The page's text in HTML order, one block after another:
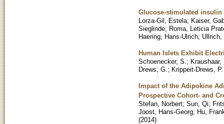
Glucose-stimulated insulin
Lorza-Gil, Estela; Kaiser,
Sieglinde; Roma, Leticia
Haering, Hans-Ulrich; Ullrich,
Human Islets Exhibit
Schoenecker, S. ; Kraushaar,
Drews, G. ; Krippeit-Drews, P.
Impact of the Adipokine
Prospective Cohort- and
Stefan, Norbert; Sun, Qi;
Joost, Hans-Georg; Hu,
(2014)